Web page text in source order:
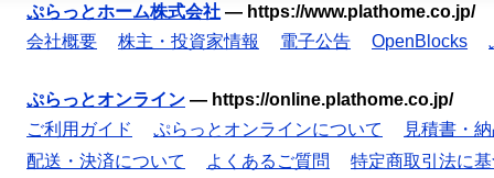
ぷらっとホーム株式会社 — https://www.plathome.co.jp/
会社概要
株主・投資家情報 電子公告 OpenBlocks
ぷらっとオンライン — https://online.plathome.co.jp/
ご利用ガイド
ぷらっとオンラインについて
見積書・
配送・決済について
よくあるご質問
特定商取引法に